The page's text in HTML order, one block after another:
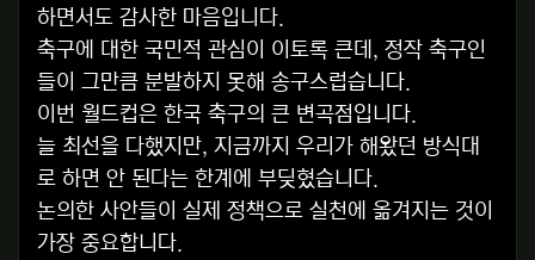
하면서도 감사한 마음입니다.
축구에 대한 국민적 관심이 이토록 큰데, 정작 축구인
들이 그만큼 분발하지 못해 송구스럽습니다.
이번 월드컵은 한국 축구의 큰 변곡점입니다.
늘 최선을 다했지만, 지금까지 우리가 해왔던 방식대
로 하면 안 된다는 한계에 부딪혔습니다.
논의한 사안들이 실제 정책으로 실천에 옮겨지는 것이
가장 중요합니다.